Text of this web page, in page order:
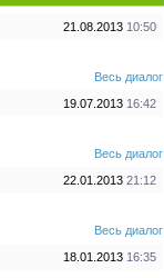
21.08.2013 10:50
Весь диалог
19.07.2013 16:42
Весь диалог
22.01.2013 21:12
Весь диалог
18.01.2013 16:35